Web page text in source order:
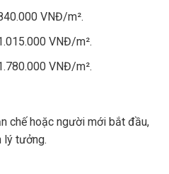
VNĐ/m².
VNĐ/m².
VNĐ/m².
chế hoặc người mới bắt đầu,
lý tưởng.